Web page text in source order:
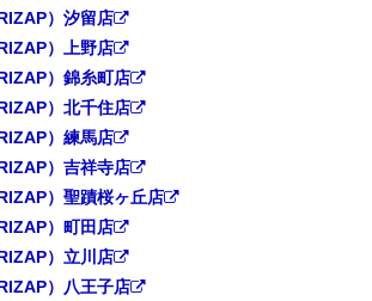
）汐留店
）上野店
）錦糸町店
）北千住店
）練馬店
）吉祥寺店
）聖蹟桜ヶ丘店
）町田店
）立川店
）八王子店